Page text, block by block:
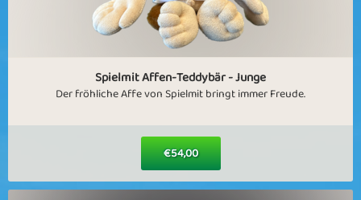
Spielmit Affen-Teddybär - Junge
Der fröhliche Affe von Spielmit bringt immer Freude.
€54,00